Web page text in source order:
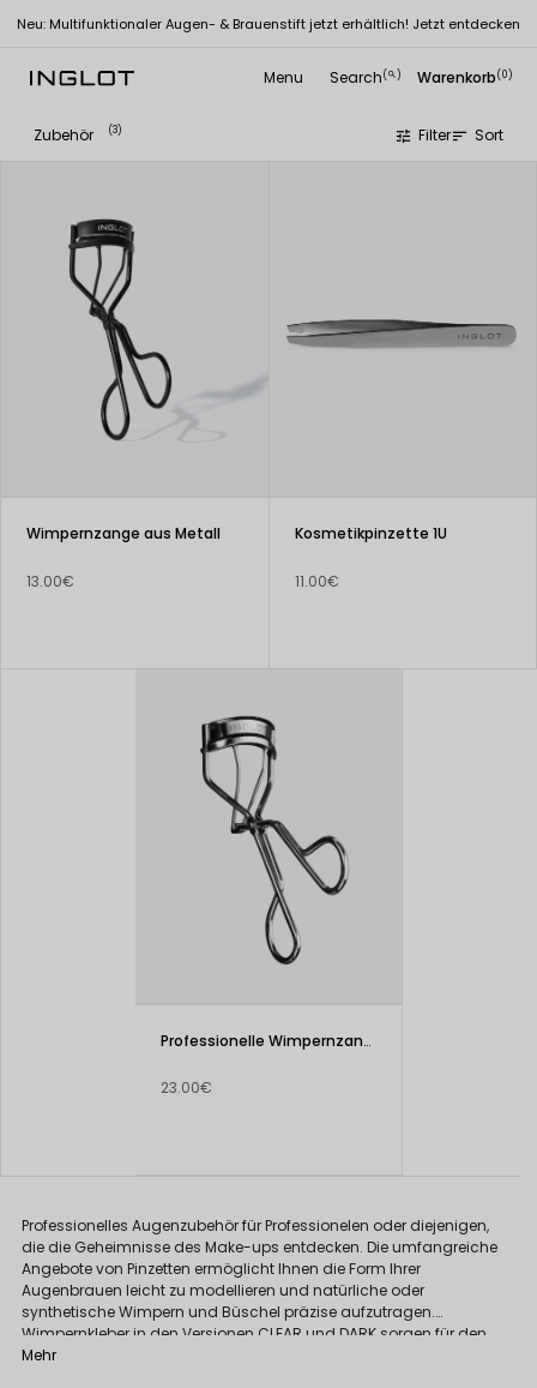
Neu: Multifunktionaler Augen- & Brauenstift jetzt erhältlich! Jetzt entdecken
Menu Search(
search ) Warenkorb(0)
Zubehör (3) tune Filtersort Sort
Wimpernzange aus Metall
13.00€
Kosmetikpinzette 1U
11.00€
Professionelle Wimpernzange
23.00€
Professionelles Augenzubehör für Professionelen oder diejenigen,
die die Geheimnisse des Make-ups entdecken. Die umfangreiche
Angebote von Pinzetten ermöglicht Ihnen die Form Ihrer
Augenbrauen leicht zu modellieren und natürliche oder
synthetische Wimpern und Büschel präzise aufzutragen.
Wimpernkleber in den Versionen CLEAR und DARK sorgen für den
gewünschten Effekt und Komfort über viele Stunden.
Mehr